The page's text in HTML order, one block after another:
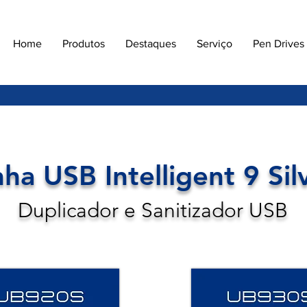
Home Produtos Destaques Serviço Pen Drives
USB Intelligent 9
Duplicador e Sanitizador USB